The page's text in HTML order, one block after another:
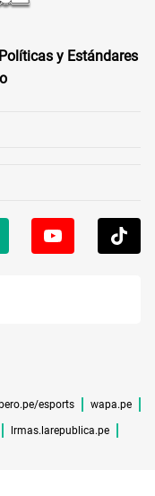
Políticas y Estándares
esports wapa.pe
lrmas.larepublica.pe